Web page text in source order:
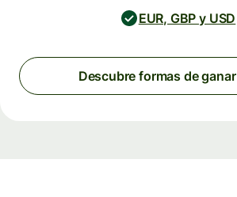
EUR, GBP y USD
Descubre formas de